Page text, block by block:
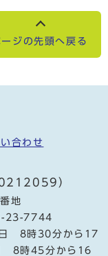
ージの先頭へ戻る
合わせ
）
地
23-7744
日 8時30分から17
8時45分から16